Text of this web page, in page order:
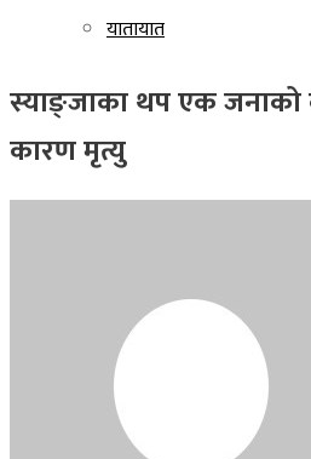
यातायात
स्याङ्जाका थप एक जनाको
कारण मृत्यु